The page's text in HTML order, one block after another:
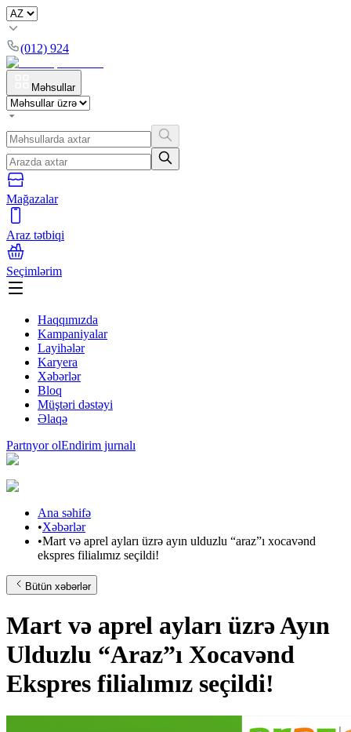
(012) 924
Məhsullar
Mağazalar
Araz tətbiqi
Seçimlərim
Haqqımızda
Kampaniyalar
Layihələr
Karyera
Xəbərlər
Bloq
Müştəri dəstəyi
Əlaqə
Partnyor olEndirim jurnalı
Ana səhifə
•Xəbərlər
•Mart və aprel ayları üzrə ayın ulduzlu “araz”ı xocavənd
ekspres filialımız seçildi!
Bütün xəbərlər
Mart və aprel ayları üzrə Ayın
Ulduzlu “Araz”ı Xocavənd
Ekspres filialımız seçildi!